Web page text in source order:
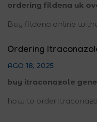
ordering fildena uk
Buy fildena online
Ordering
AGO 18, 2025
buy itraconazole
how to order